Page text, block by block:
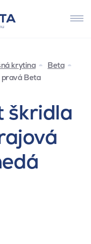
krytina
Beta
Beta
škridla